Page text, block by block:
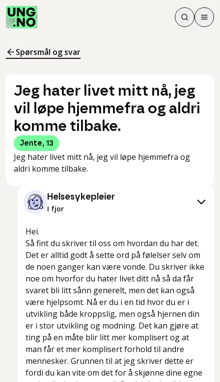
Søk
Søk
Meny
Spørsmål og svar
Jeg hater livet mitt nå, jeg
vil løpe hjemmefra og aldri
komme tilbake.
Jente, 13
Jeg hater livet mitt nå, jeg vil løpe hjemmefra og
aldri komme tilbake.
Helsesykepleier
I fjor
Hei.
Så fint du skriver til oss om hvordan du har det.
Det er alltid godt å sette ord på følelser selv om
de noen ganger kan være vonde. Du skriver ikke
noe om hvorfor du hater livet ditt nå så da får
svaret bli litt sånn generelt, men det kan også
være hjelpsomt. Nå er du i en tid hvor du er i
utvikling både kroppslig, men også hjernen din
er i stor utvikling og modning. Det kan gjøre at
ting på en måte blir litt mer komplisert og at
man får et mer komplisert forhold til andre
mennesker. Grunnen til at jeg skriver dette er
fordi du kan vite om det for å skjønne dine egne